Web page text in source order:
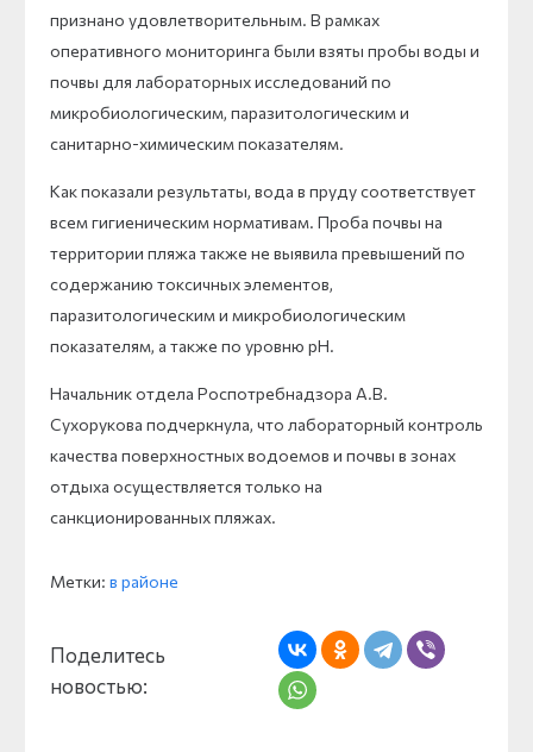
признано удовлетворительным. В рамках
оперативного мониторинга были взяты пробы воды и
почвы для лабораторных исследований по
микробиологическим, паразитологическим и
санитарно-химическим показателям.
Как показали результаты, вода в пруду соответствует
всем гигиеническим нормативам. Проба почвы на
территории пляжа также не выявила превышений по
содержанию токсичных элементов,
паразитологическим и микробиологическим
показателям, а также по уровню pH.
Начальник отдела Роспотребнадзора А.В.
Сухорукова подчеркнула, что лабораторный контроль
качества поверхностных водоемов и почвы в зонах
отдыха осуществляется только на
санкционированных пляжах.
Метки: в районе
Поделитесь
новостью: